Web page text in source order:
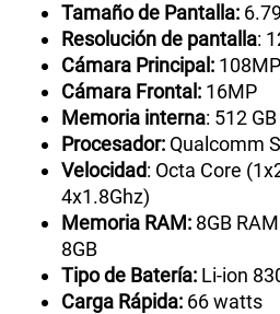
Tamaño de Pantalla:
Resolución de pantalla:
Cámara Principal:
Cámara Frontal: 16MP
Memoria interna: 512 GB
Procesador: Qualcomm
Velocidad: Octa Core
4x1.8Ghz)
Memoria RAM: 8GB
8GB
Tipo de Batería: Li-ion
Carga Rápida: 66 watts